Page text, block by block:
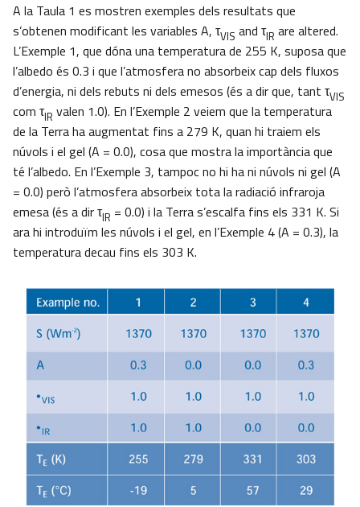
A la Taula 1 es mostren exemples dels resultats que
s’obtenen modificant les variables A, τVIS and τIR are altered.
L’Exemple 1, que dóna una temperatura de 255 K, suposa que
l’albedo és 0.3 i que l’atmosfera no absorbeix cap dels fluxos
d’energia, ni dels rebuts ni dels emesos (és a dir que, tant τVIS
com τIR valen 1.0). En l’Exemple 2 veiem que la temperatura
de la Terra ha augmentat fins a 279 K, quan hi traiem els
núvols i el gel (A = 0.0), cosa que mostra la importància que
té l’albedo. En l’Exemple 3, tampoc no hi ha ni núvols ni gel (A
= 0.0) però l’atmosfera absorbeix tota la radiació infraroja
emesa (és a dir τIR = 0.0) i la Terra s’escalfa fins els 331 K. Si
ara hi introduïm les núvols i el gel, en l’Exemple 4 (A = 0.3), la
temperatura decau fins els 303 K.